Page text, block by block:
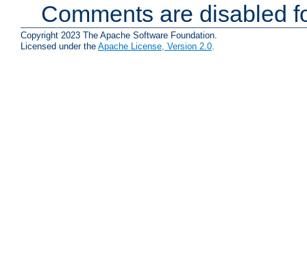
Comments are disabled
Copyright 2023 The Apache Software Foundation.
Licensed under the Apache License, Version 2.0.